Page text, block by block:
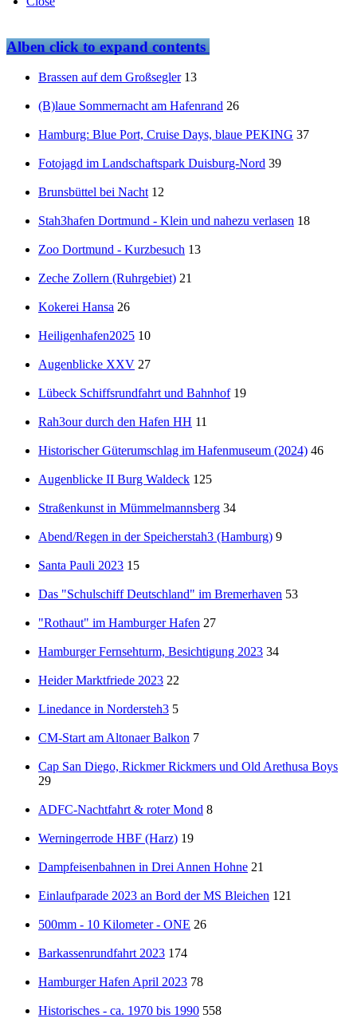
Albenclick to expand contents
Brassen auf dem Großsegler 13
(B)laue Sommernacht am Hafenrand 26
Hamburg: Blue Port, Cruise Days, blaue PEKING 37
Fotojagd im Landschaftspark Duisburg-Nord 39
Brunsbüttel bei Nacht 12
Stah3hafen Dortmund - Klein und nahezu verlasen 18
Zoo Dortmund - Kurzbesuch 13
Zeche Zollern (Ruhrgebiet) 21
Kokerei Hansa 26
Heiligenhafen2025 10
Augenblicke XXV 27
Lübeck Schiffsrundfahrt und Bahnhof 19
Rah3our durch den Hafen HH 11
Historischer Güterumschlag im Hafenmuseum (2024) 46
Augenblicke II Burg Waldeck 125
Straßenkunst in Mümmelmannsberg 34
Abend/Regen in der Speicherstah3 (Hamburg) 9
Santa Pauli 2023 15
Das "Schulschiff Deutschland" im Bremerhaven 53
"Rothaut" im Hamburger Hafen 27
Hamburger Fernsehturm, Besichtigung 2023 34
Heider Marktfriede 2023 22
Linedance in Nordersteh3 5
CM-Start am Altonaer Balkon 7
Cap San Diego, Rickmer Rickmers und Old Arethusa Boys
29
ADFC-Nachtfahrt & roter Mond 8
Werningerrode HBF (Harz) 19
Dampfeisenbahnen in Drei Annen Hohne 21
Einlaufparade 2023 an Bord der MS Bleichen 121
500mm - 10 Kilometer - ONE 26
Barkassenrundfahrt 2023 174
Hamburger Hafen April 2023 78
Historisches - ca. 1970 bis 1990 558